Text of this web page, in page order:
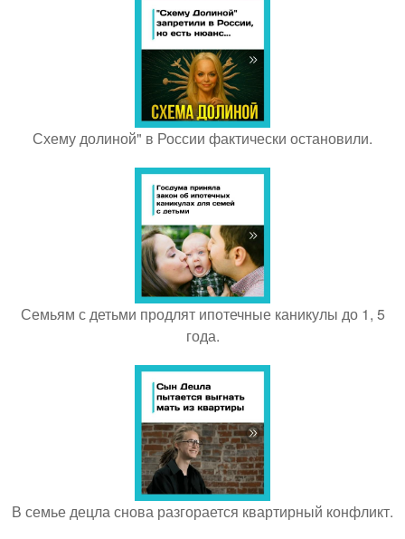
Схему долиной" в России фактически остановили.
Семьям с детьми продлят ипотечные каникулы до 1, 5
года.
В семье децла снова разгорается квартирный конфликт.